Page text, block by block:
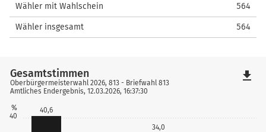
Wähler mit Wahlschein 564
Wähler insgesamt 564
40
% 40,6
34,0
Gesamtstimmen
Oberbürgermeisterwahl 2026, 813 - Briefwahl 813
Amtliches Endergebnis, 12.03.2026, 16:37:30
file_download